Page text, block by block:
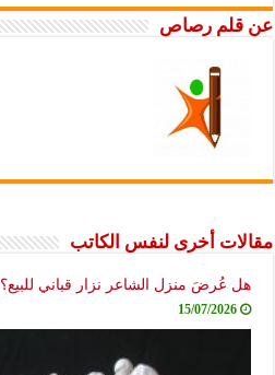
عن قلم رصاص
مقالات أخرى لنفس الكاتب
هل عُرضَ منزل الشاعر نزار قباني للبيع؟
15/07/2026